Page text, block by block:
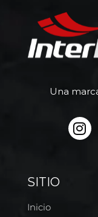
Una
SITIO
Inicio